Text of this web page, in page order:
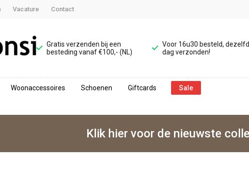
Vacature Contact
Gratis verzenden bij een
besteding vanaf €100,- (NL)
Voor 16u30 besteld,
dag verzonden!
Woonaccessoires Schoenen Giftcards Sale
Klik hier voor de nieuwste